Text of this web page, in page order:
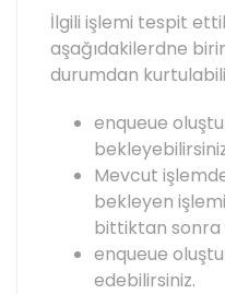
İlgili işlemi tespit
aşağıdakilerdne
durumdan
enqueue
Mevcut
bekleyen
bittiktan sonra
enqueue
edebilirsiniz.